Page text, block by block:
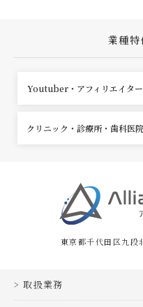
業種特
Youtuber・アフィリエイター
クリニック・診療所・歯科医院
東京都千代田区九段
取扱業務